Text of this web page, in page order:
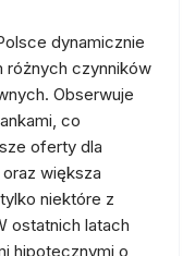
dynamicznie
różnych czynników
Obserwuje
co
oferty dla
większa
niektóre z
ostatnich latach
hipotecznymi o